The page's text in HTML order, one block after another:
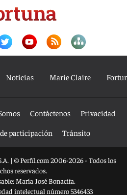
Noticias Marie Claire
Contáctenos
Privacidad
participación Tránsito
| © Perfil.com 2006-2026 - Todos los
reservados.
María José Bonacifa.
intelectual número 5346433